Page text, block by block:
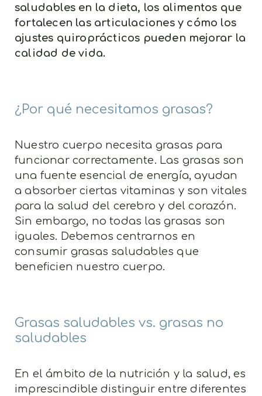
saludables en la dieta, los alimentos que
fortalecen las articulaciones y cómo los
ajustes quiroprácticos pueden mejorar la
calidad de vida.
¿Por qué necesitamos grasas?
Nuestro cuerpo necesita grasas para
funcionar correctamente. Las grasas son
una fuente esencial de energía, ayudan
a absorber ciertas vitaminas y son vitales
para la salud del cerebro y del corazón.
Sin embargo, no todas las grasas son
iguales. Debemos centrarnos en
consumir grasas saludables que
beneficien nuestro cuerpo.
Grasas saludables vs. grasas no
saludables
En el ámbito de la nutrición y la salud, es
imprescindible distinguir entre diferentes